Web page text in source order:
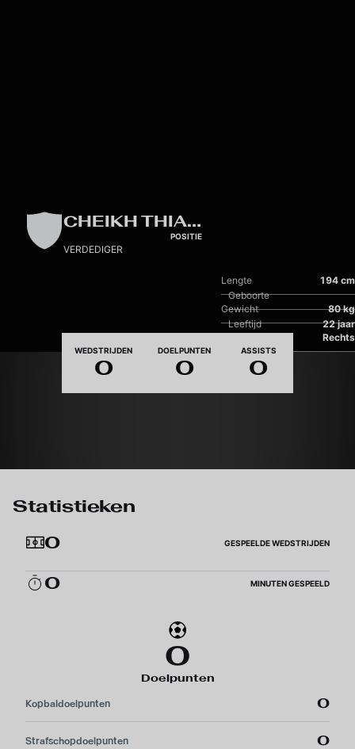
CHEIKH THIAM
POSITIE
VERDEDIGER
Lengte 194 cm
Gewicht 80 kg
Rechts
Geboorte
Leeftijd 22 jaar
WEDSTRIJDEN
0
DOELPUNTEN
0
ASSISTS
0
Statistieken
0
GESPEELDE WEDSTRIJDEN
0 MINUTEN GESPEELD
0
Doelpunten
Kopbaldoelpunten 0
Strafschopdoelpunten 0